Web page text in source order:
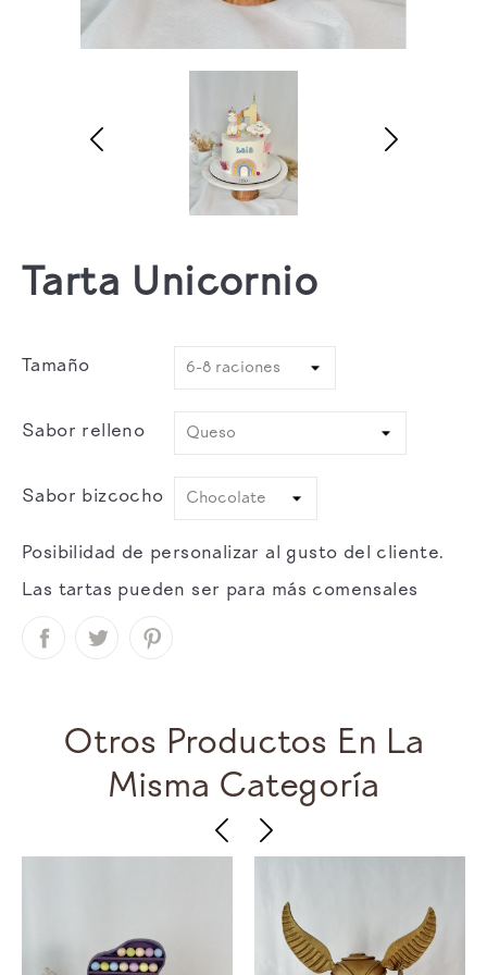
Tarta Unicornio
Tamaño
Sabor relleno
Sabor bizcocho
Posibilidad de personalizar al gusto del cliente.
Las tartas pueden ser para más comensales
Otros Productos En La
Misma Categoría